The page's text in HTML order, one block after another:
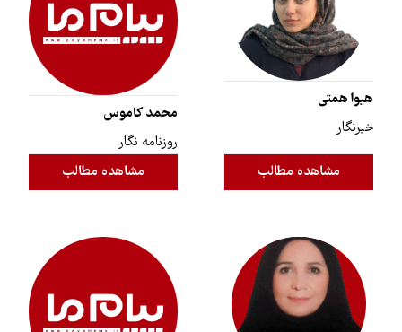
هیوا همتی
خبرنگار
مشاهده مطالب
محمد کاموس
روزنامه نگار
مشاهده مطالب